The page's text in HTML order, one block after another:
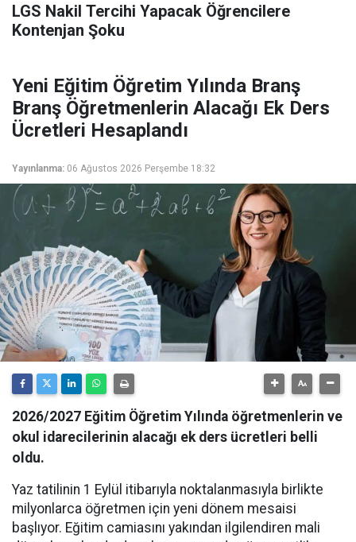
LGS Nakil Tercihi Yapacak Öğrencilere
Kontenjan Şoku
Yeni Eğitim Öğretim Yılında Branş
Branş Öğretmenlerin Alacağı Ek Ders
Ücretleri Hesaplandı
Yayınlanma: 06 Ağustos 2026 Perşembe 18:32
2026/2027 Eğitim Öğretim Yılında öğretmenlerin ve
okul idarecilerinin alacağı ek ders ücretleri belli
oldu.
Yaz tatilinin 1 Eylül itibarıyla noktalanmasıyla birlikte
milyonlarca öğretmen için yeni dönem mesaisi
başlıyor. Eğitim camiasını yakından ilgilendiren mali